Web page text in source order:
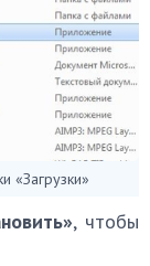
«Загрузки»
, чтобы